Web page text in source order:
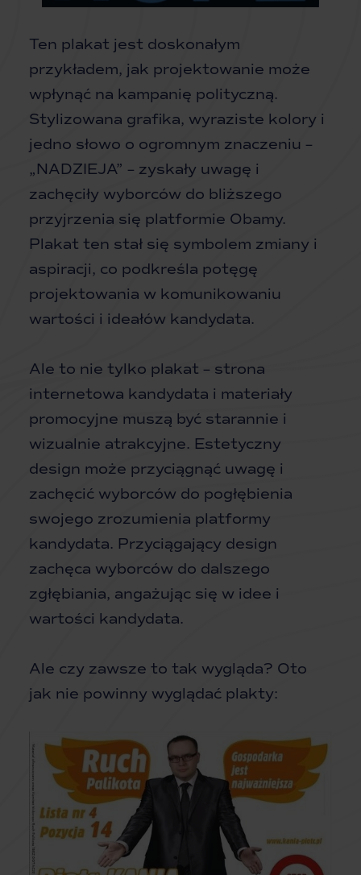
Ten plakat jest doskonałym
przykładem, jak projektowanie może
wpłynąć na kampanię polityczną.
Stylizowana grafika, wyraziste kolory i
jedno słowo o ogromnym znaczeniu –
„NADZIEJA” – zyskały uwagę i
zachęciły wyborców do bliższego
przyjrzenia się platformie Obamy.
Plakat ten stał się symbolem zmiany i
aspiracji, co podkreśla potęgę
projektowania w komunikowaniu
wartości i ideałów kandydata.
Ale to nie tylko plakat – strona
internetowa kandydata i materiały
promocyjne muszą być starannie i
wizualnie atrakcyjne. Estetyczny
design może przyciągnąć uwagę i
zachęcić wyborców do pogłębienia
swojego zrozumienia platformy
kandydata. Przyciągający design
zachęca wyborców do dalszego
zgłębiania, angażując się w idee i
wartości kandydata.
Ale czy zawsze to tak wygląda? Oto
jak nie powinny wyglądać plakty: